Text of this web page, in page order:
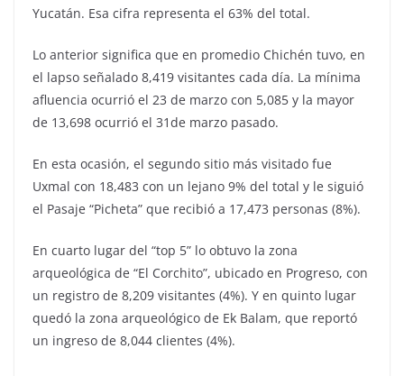
Yucatán. Esa cifra representa el 63% del total.
Lo anterior significa que en promedio Chichén tuvo, en
el lapso señalado 8,419 visitantes cada día. La mínima
afluencia ocurrió el 23 de marzo con 5,085 y la mayor
de 13,698 ocurrió el 31de marzo pasado.
En esta ocasión, el segundo sitio más visitado fue
Uxmal con 18,483 con un lejano 9% del total y le siguió
el Pasaje “Picheta” que recibió a 17,473 personas (8%).
En cuarto lugar del “top 5” lo obtuvo la zona
arqueológica de “El Corchito”, ubicado en Progreso, con
un registro de 8,209 visitantes (4%). Y en quinto lugar
quedó la zona arqueológico de Ek Balam, que reportó
un ingreso de 8,044 clientes (4%).